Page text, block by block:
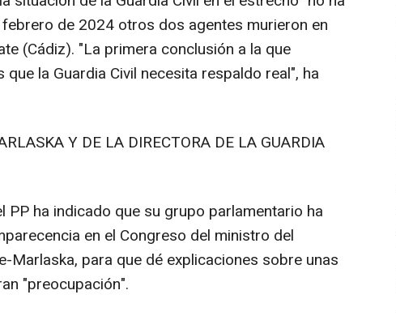
de 2024 otros dos agentes murieron en
(Cádiz). "La primera conclusión a la que
la Guardia Civil necesita respaldo real", ha
Y DE LA DIRECTORA DE LA GUARDIA
PP ha indicado que su grupo parlamentario ha
en el Congreso del ministro del
Marlaska, para que dé explicaciones sobre unas
"preocupación".